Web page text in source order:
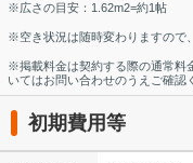
※広さの目安：1.62m2=約1帖
※空き状況は随時変わりますので
※掲載料金は契約する際の通常料
いてはお問い合わせのうえご確認
初期費用等